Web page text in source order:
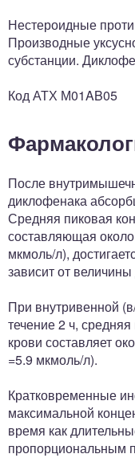
Нестероидные
Производные
субстанции.
Код АТХ М01AB05
После
диклофенака
Средняя пиковая
составляющая
мкмоль/л),
зависит от
При внутривенной
течение 2 ч,
крови составляет
=5.9 мкмоль/л).
Кратковременные
максимальной
время как
пропорциональным